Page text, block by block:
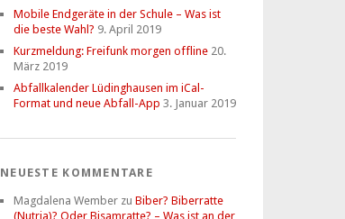
Mobile Endgeräte in der Schule – Was ist
die beste Wahl? 9. April 2019
Kurzmeldung: Freifunk morgen offline 20.
März 2019
Abfallkalender Lüdinghausen im iCal-
Format und neue Abfall-App 3. Januar 2019
NEUESTE KOMMENTARE
Magdalena Wember zu Biber? Biberratte
(Nutria)? Oder Bisamratte? – Was ist an der